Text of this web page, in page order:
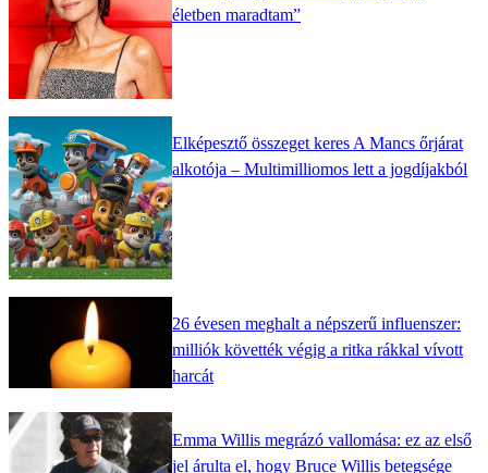
életben maradtam”
Elképesztő összeget keres A Mancs őrjárat
alkotója – Multimilliomos lett a jogdíjakból
26 évesen meghalt a népszerű influenszer:
milliók követték végig a ritka rákkal vívott
harcát
Emma Willis megrázó vallomása: ez az első
jel árulta el, hogy Bruce Willis betegsége